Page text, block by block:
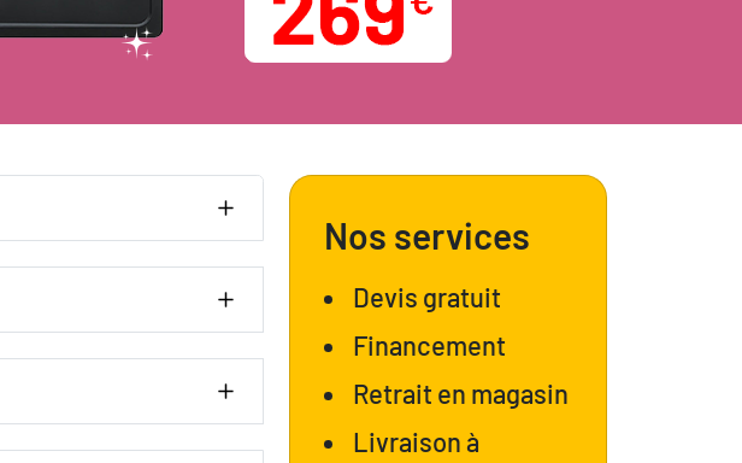
Nos services
Devis gratuit
Financement
Retrait en magasin
Livraison à